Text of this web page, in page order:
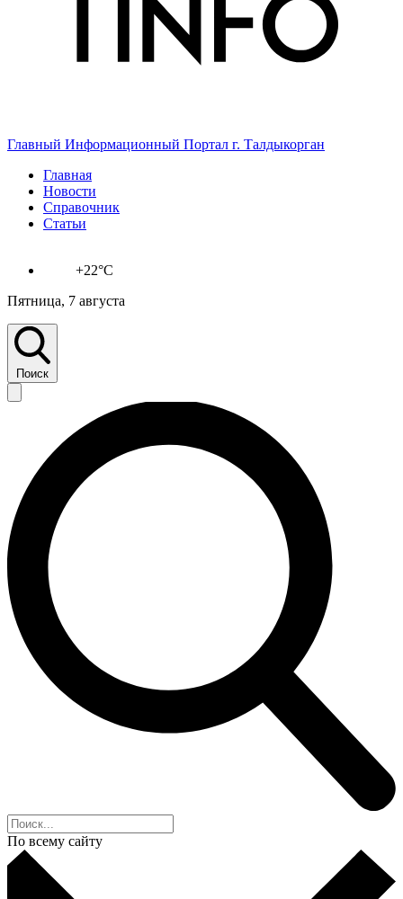
Главный Информационный Портал г. Талдыкорган
Главная
Новости
Справочник
Статьи
+22°C
Пятница, 7 августа
Поиск
По всему сайту